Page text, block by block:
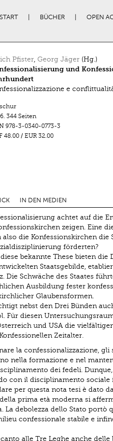
START BÜCHER OPEN
Pfister, Georg Jäger(Hg.)
und
e
344 Seiten
978-3-0340-0773-3
48.00/ EUR 32.00
IN DEN MEDIEN
achtet auf die
zeigen. Eine
die Konfessionskirchen
förderten?
bekannte These bieten
Staatsgebilde,
Die Schwäche des Staates
Ausbildung fester
Glaubensformen.
nebst den Drei Bünden
Für diesen
und USA die
Zeitalter.
la confessionalizzazione,
nella formazione e nel
dei fedeli.
con il disciplinamento sociale
per questa nota tesi è dato
prima età moderna si
La debolezza dello Stato portò
confessionale stabile e
alle Tre Leghe anche